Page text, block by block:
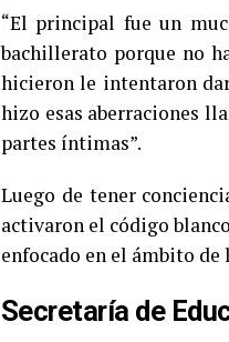
“El principal fue un
bachillerato porque no
hicieron le intentaron
hizo esas aberraciones
partes íntimas”.
Luego de tener
activaron el código
enfocado en el ámbito de
Secretaría de